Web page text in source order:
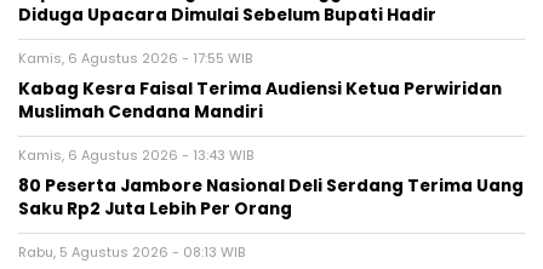
Diduga Upacara Dimulai Sebelum Bupati Hadir
Kamis, 6 Agustus 2026 - 17:55 WIB
Kabag Kesra Faisal Terima Audiensi Ketua Perwiridan
Muslimah Cendana Mandiri
Kamis, 6 Agustus 2026 - 13:43 WIB
80 Peserta Jambore Nasional Deli Serdang Terima Uang
Saku Rp2 Juta Lebih Per Orang
Rabu, 5 Agustus 2026 - 08:13 WIB